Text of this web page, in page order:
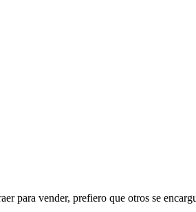
para vender, prefiero que otros se